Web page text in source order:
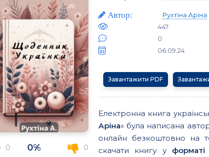
0 0% 0
Автор:
Рухтіна Аріна
447
0
06.09.24
Завантажити PDF
Електронна книга
Аріна» була написана
онлайн безкоштовно на
скачати книгу у